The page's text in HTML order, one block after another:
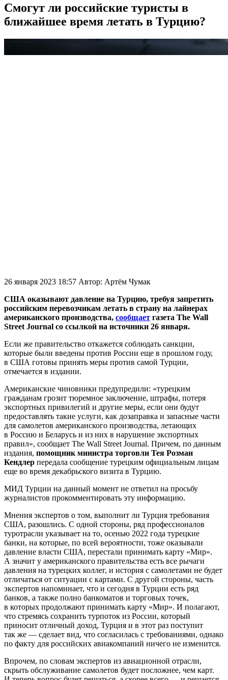
Смогут ли российские туристы в
ближайшее время летать в Турцию?
26 января 2023 18:57 Автор: Артём Чумак
США оказывают давление на Турцию, требуя запретить
российским перевозчикам летать в страну на лайнерах
американского производства, сообщает газета The Wall
Street Journal со ссылкой на источники 26 января.
Если же правительство откажется соблюдать санкции,
которые были введены против России еще в прошлом году,
в США готовы принять меры против самой Турции,
отмечается в издании.
Американские чиновники предупредили: «турецким
гражданам грозит тюремное заключение, штрафы, потеря
экспортных привилегий и другие меры, если они будут
предоставлять такие услуги, как дозаправка и запасные части
для самолетов американского производства, летающих
в Россию и Беларусь и из них в нарушение экспортных
правил», сообщает The Wall Street Journal. Причем, по данным
издания, помощник министра торговли Тея Розман
Кендлер передала сообщение турецким официальным лицам
еще во время декабрьского визита в Турцию.
МИД Турции на данный момент не ответил на просьбу
журналистов прокомментировать эту информацию.
Мнения экспертов о том, выполнит ли Турция требования
США, разошлись. С одной стороны, ряд профессионалов
туротрасли указывает на то, осенью 2022 года турецкие
банки, на которые, по всей вероятности, тоже оказывали
давление власти США, перестали принимать карту «Мир».
А значит у американского правительства есть все рычаги
давления на турецких коллег, и история с самолетами не будет
отличаться от ситуации с картами. С другой стороны, часть
экспертов напоминает, что и сегодня в Турции есть ряд
банков, а также полно банкоматов и торговых точек,
в которых продолжают принимать карту «Мир». И полагают,
что стремясь сохранить турпоток из России, который
приносит отличный доход, Турция и в этот раз поступит
так же — сделает вид, что согласилась с требованиями, однако
по факту для российских авиакомпаний ничего не изменится.
Впрочем, по словам экспертов из авиационной отрасли,
скрыть обслуживание самолетов будет посложнее, чем карт.